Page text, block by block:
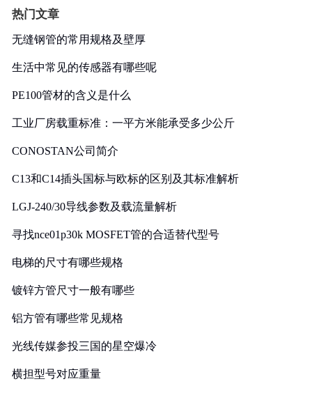
热门文章
无缝钢管的常用规格及壁厚
生活中常见的传感器有哪些呢
PE100管材的含义是什么
工业厂房载重标准：一平方米能承受多少公斤
CONOSTAN公司简介
C13和C14插头国标与欧标的区别及其标准解析
LGJ-240/30导线参数及载流量解析
寻找nce01p30k MOSFET管的合适替代型号
电梯的尺寸有哪些规格
镀锌方管尺寸一般有哪些
铝方管有哪些常见规格
光线传媒参投三国的星空爆冷
横担型号对应重量